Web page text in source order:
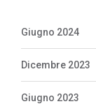
Giugno 2024
Dicembre 2023
Giugno 2023